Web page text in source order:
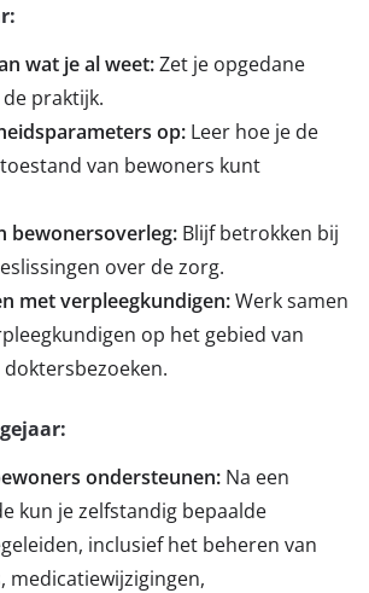
wat je al weet:Zet je opgedane
praktijk.
op: Leer hoe je de
van bewoners kunt
bewonersoverleg: Blijf betrokken bij
over de zorg.
met verpleegkundigen:Werk samen
op het gebied van
ondersteunen: Na een
kun je zelfstandig bepaalde
inclusief het beheren van
medicatiewijzigingen,